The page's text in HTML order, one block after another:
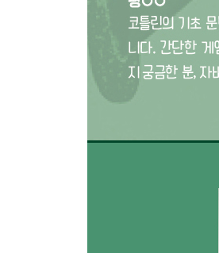
제네릭 타입 정의하기
제네릭 함수 ...... 318
복합 제네릭 타입 매개
제네릭 타입 제약 ......
vararg와 get ...... 323
확장 함수 정의하기 ......